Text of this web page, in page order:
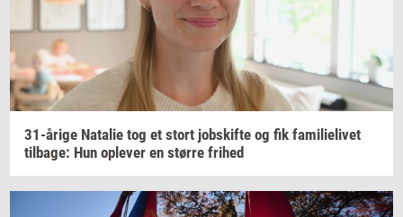
31-​årige Na­ta­lie tog et stort jobs­kif­te og fik fa­mi­li­e­li­vet
til­ba­ge: Hun op­le­ver en stør­re fri­hed